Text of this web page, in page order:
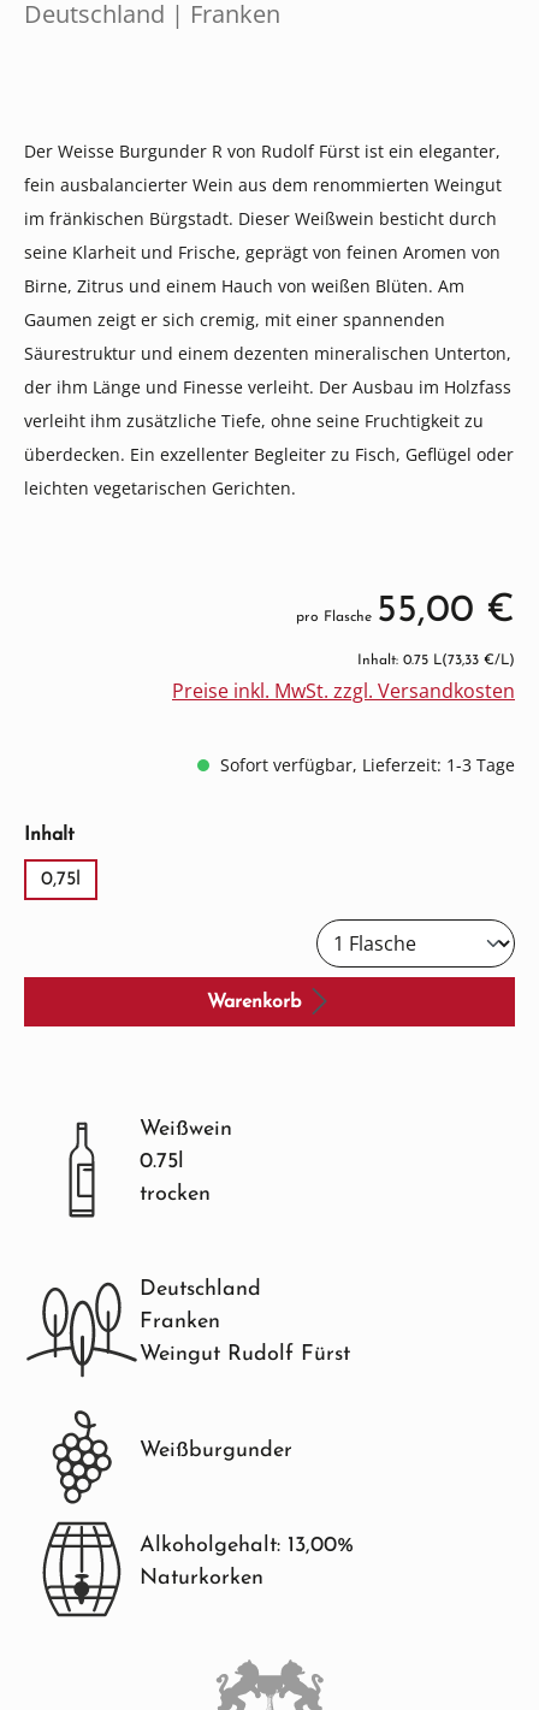
Deutschland | Franken
Der Weisse Burgunder R von Rudolf Fürst ist ein eleganter,
fein ausbalancierter Wein aus dem renommierten Weingut
im fränkischen Bürgstadt. Dieser Weißwein besticht durch
seine Klarheit und Frische, geprägt von feinen Aromen von
Birne, Zitrus und einem Hauch von weißen Blüten. Am
Gaumen zeigt er sich cremig, mit einer spannenden
Säurestruktur und einem dezenten mineralischen Unterton,
der ihm Länge und Finesse verleiht. Der Ausbau im Holzfass
verleiht ihm zusätzliche Tiefe, ohne seine Fruchtigkeit zu
überdecken. Ein exzellenter Begleiter zu Fisch, Geflügel oder
leichten vegetarischen Gerichten.
pro Flasche 55,00 €
Inhalt: 0.75 L(73,33 €/L)
Preise inkl. MwSt. zzgl. Versandkosten
Sofort verfügbar, Lieferzeit: 1-3 Tage
Inhaltauswählen
0,75l
Warenkorb
Weißwein
0.75l
trocken
Deutschland
Franken
Weingut Rudolf Fürst
Weißburgunder
Alkoholgehalt: 13,00%
Naturkorken